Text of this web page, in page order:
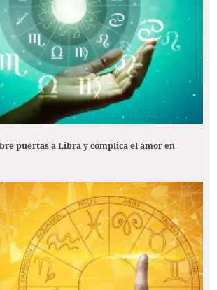
puertas a Libra y complica el amor en